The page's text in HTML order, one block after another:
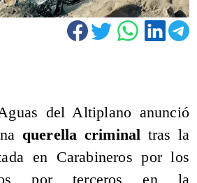
del Altiplano anunció
querella criminal tras la
en Carabineros por los
por terceros en la